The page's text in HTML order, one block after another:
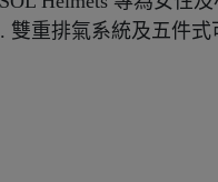
雙重排氣系統及五件式